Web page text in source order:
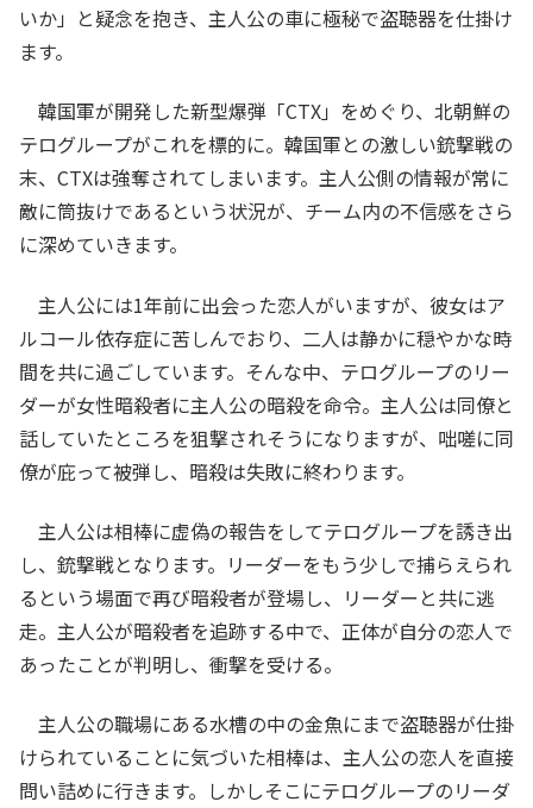
いか」と疑念を抱き、主人公の車に極秘で盗聴器を仕掛け
ます。
韓国軍が開発した新型爆弾「CTX」をめぐり、北朝鮮の
テログループがこれを標的に。韓国軍との激しい銃撃戦の
末、CTXは強奪されてしまいます。主人公側の情報が常に
敵に筒抜けであるという状況が、チーム内の不信感をさら
に深めていきます。
主人公には1年前に出会った恋人がいますが、彼女はア
ルコール依存症に苦しんでおり、二人は静かに穏やかな時
間を共に過ごしています。そんな中、テログループのリー
ダーが女性暗殺者に主人公の暗殺を命令。主人公は同僚と
話していたところを狙撃されそうになりますが、咄嗟に同
僚が庇って被弾し、暗殺は失敗に終わります。
主人公は相棒に虚偽の報告をしてテログループを誘き出
し、銃撃戦となります。リーダーをもう少しで捕らえられ
るという場面で再び暗殺者が登場し、リーダーと共に逃
走。主人公が暗殺者を追跡する中で、正体が自分の恋人で
あったことが判明し、衝撃を受ける。
主人公の職場にある水槽の中の金魚にまで盗聴器が仕掛
けられていることに気づいた相棒は、主人公の恋人を直接
問い詰めに行きます。しかしそこにテログループのリーダ